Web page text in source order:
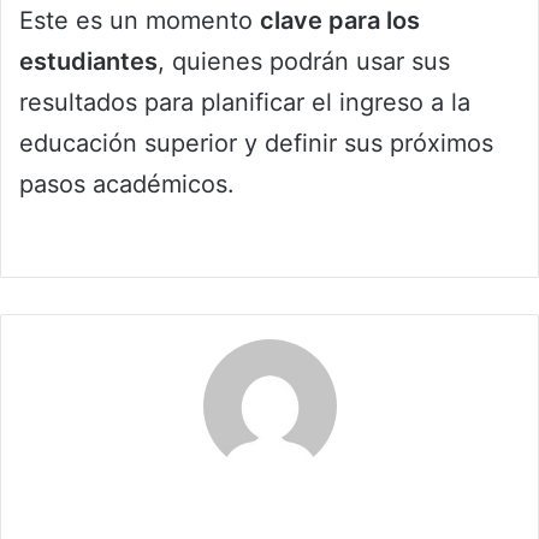
Este es un momento clave para los
estudiantes, quienes podrán usar sus
resultados para planificar el ingreso a la
educación superior y definir sus próximos
pasos académicos.